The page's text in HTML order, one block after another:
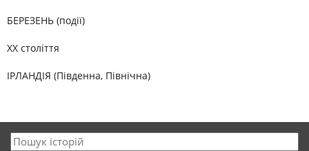
БЕРЕЗЕНЬ (події)
XX століття
ІРЛАНДІЯ (Південна, Північна)